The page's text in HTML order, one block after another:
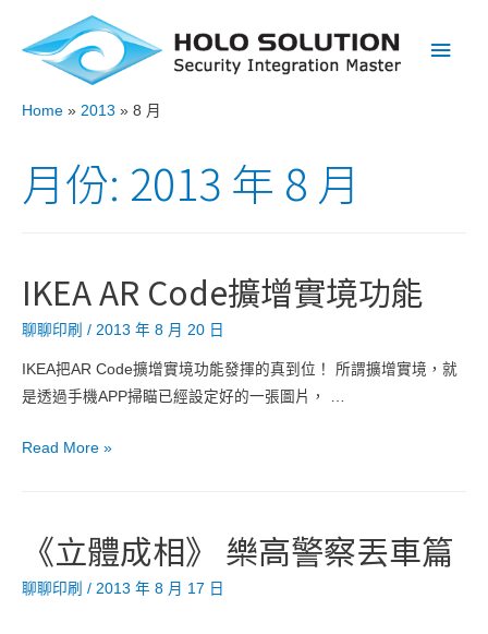
Main
Home 2013 8 月
月份: 2013 年 8 月
IKEA AR Code擴增實境功能
聊聊印刷 / 2013 年 8 月 20 日
IKEA把AR Code擴增實境功能發揮的真到位！ 所謂擴增實境，就
是透過手機APP掃瞄已經設定好的一張圖片， …
IKEA
實
Read More »
《立體成相》 樂高警察丟車篇
聊聊印刷 / 2013 年 8 月 17 日